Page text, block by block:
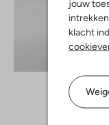
jouw
klacht